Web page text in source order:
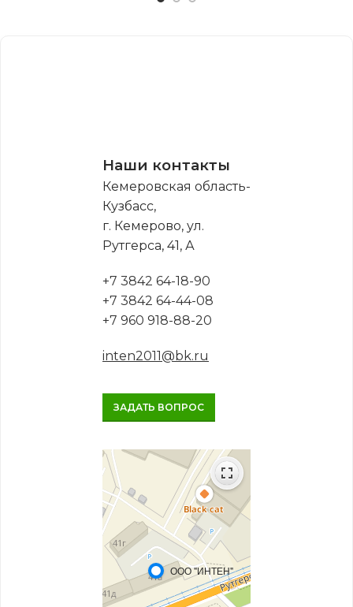
Наши контакты
Кемеровская область-
Кузбасс,
г. Кемерово, ул.
Рутгерса, 41, А
+7 3842 64-18-90
+7 3842 64-44-08
+7 960 918-88-20
inten2011@bk.ru
ЗАДАТЬ ВОПРОС